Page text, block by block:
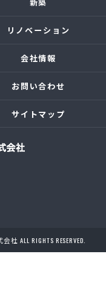
リノベーション
会社情報
お問い合わせ
サイトマップ
ALL RIGHTS RESERVED.